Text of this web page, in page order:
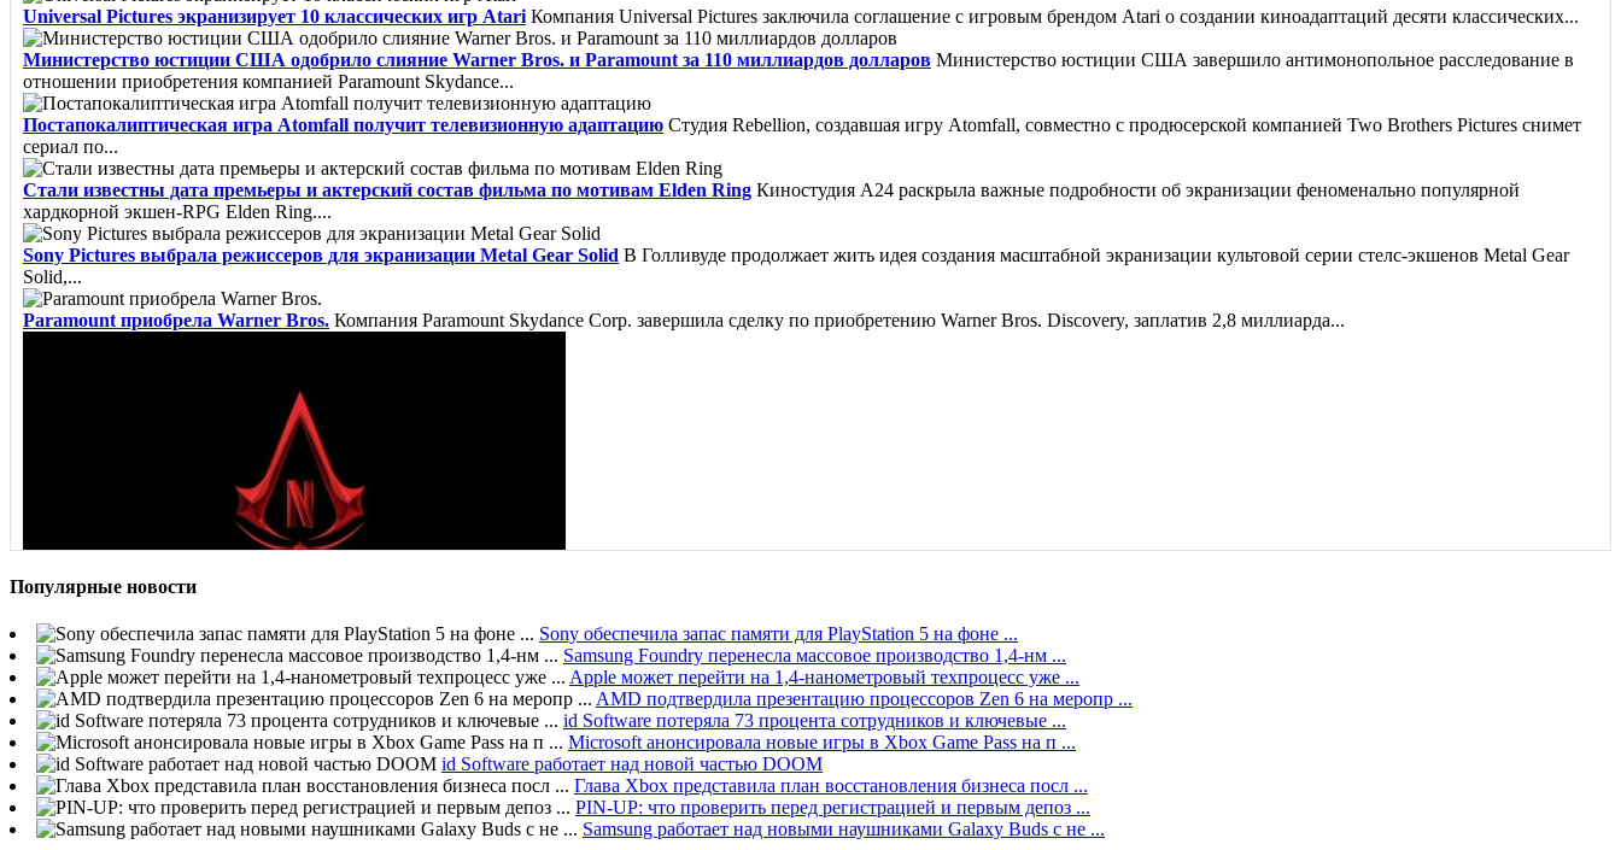
Universal Pictures экранизирует 10 классических игр Atari Компания Universal Pictures заключила соглашение с игровым брендом Atari о создании киноадаптаций десяти классических...
Министерство юстиции США одобрило слияние Warner Bros. и Paramount за 110 миллиардов долларов Министерство юстиции США завершило антимонопольное расследование в
отношении приобретения компанией Paramount Skydance...
Постапокалиптическая игра Atomfall получит телевизионную адаптацию Студия Rebellion, создавшая игру Atomfall, совместно с продюсерской компанией Two Brothers Pictures снимет
сериал по...
Стали известны дата премьеры и актерский состав фильма по мотивам Elden Ring Киностудия A24 раскрыла важные подробности об экранизации феноменально популярной
хардкорной экшен-RPG Elden Ring....
Sony Pictures выбрала режиссеров для экранизации Metal Gear Solid В Голливуде продолжает жить идея создания масштабной экранизации культовой серии стелс-экшенов Metal Gear
Solid,...
Paramount приобрела Warner Bros. Компания Paramount Skydance Corp. завершила сделку по приобретению Warner Bros. Discovery, заплатив 2,8 миллиарда...
Режиссер сериала «Чернобыль» присоединился к проекту Netflix по Assassin’s CreedШведский режиссер Йохан Ренк, получивший премию «Эмми» за работу над мини-сериалом
«Чернобыль», пополнил команду...
Стали известны детали сериала Netflix по вселенной Assassin's CreedВ средствах массовой информации появляется все больше сведений о готовящемся сериале по мотивам игровой
франшизы...
Netflix анонсировал второй сезон анимационного сериала Splinter Cell: DeathwatchСтриминговый сервис Netflix официально подтвердил производство второго сезона анимационного
сериала Splinter Cell:...
Популярные новости
Sony обеспечила запас памяти для PlayStation 5 на фоне ...
Samsung Foundry перенесла массовое производство 1,4-нм ...
Apple может перейти на 1,4-нанометровый техпроцесс уже ...
AMD подтвердила презентацию процессоров Zen 6 на меропр ...
id Software потеряла 73 процента сотрудников и ключевые ...
Microsoft анонсировала новые игры в Xbox Game Pass на п ...
id Software работает над новой частью DOOM
Глава Xbox представила план восстановления бизнеса посл ...
PIN-UP: что проверить перед регистрацией и первым депоз ...
Samsung работает над новыми наушниками Galaxy Buds с не ...